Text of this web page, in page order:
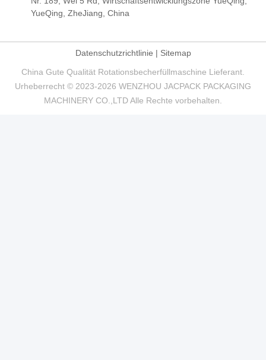
YueQing, ZheJiang, China
Datenschutzrichtlinie | Sitemap
China Gute Qualität Rotationsbecherfüllmaschine Lieferant.
Urheberrecht © 2023-2026 WENZHOU JACPACK PACKAGING
MACHINERY CO.,LTD Alle Rechte vorbehalten.